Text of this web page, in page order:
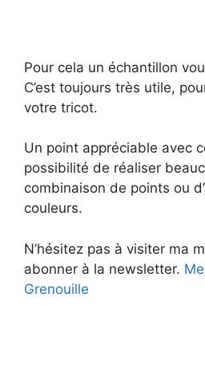
Pour cela un échantillon
C’est toujours très utile,
votre tricot.
Un point appréciable avec
possibilité de réaliser
combinaison de points ou
couleurs.
N’hésitez pas à visiter ma
abonner à la newsletter.
Grenouille